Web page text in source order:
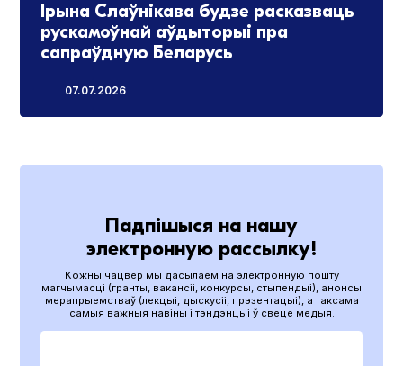
Ірына Слаўнікава будзе расказваць
рускамоўнай аўдыторыі пра
сапраўдную Беларусь
07.07.2026
Падпішыся на нашу
электронную рассылку!
Кожны чацвер мы дасылаем на электронную пошту
магчымасці (гранты, вакансіі, конкурсы, стыпендыі), анонсы
мерапрыемстваў (лекцыі, дыскусіі, прэзентацыі), а таксама
самыя важныя навіны і тэндэнцыі ў свеце медыя.